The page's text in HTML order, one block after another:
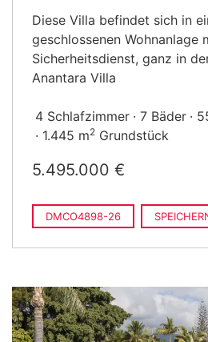
Diese Villa befindet sich in
geschlossenen Wohnanlage
Sicherheitsdienst, ganz in
Anantara Villa
4 Schlafzimmer 7 Bäder
1.445 m2 Grundstück
5.495.000 €
DMCO4898-26